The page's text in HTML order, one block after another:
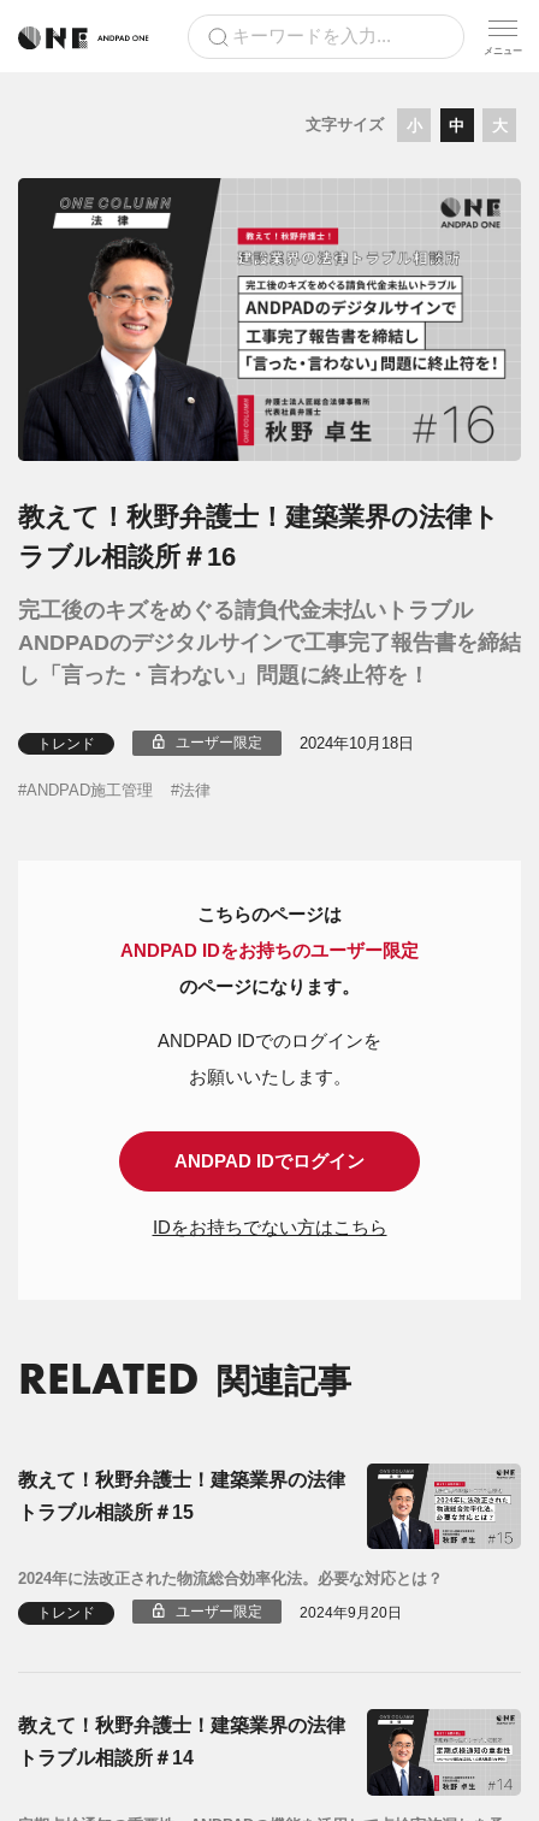
文字サイズ 小 中 大
教えて！秋野弁護士！建築業界の法律ト
ラブル相談所＃16
完工後のキズをめぐる請負代金未払いトラブル
ANDPADのデジタルサインで工事完了報告書を締結
し「言った・言わない」問題に終止符を！
トレンド ユーザー限定 2024年10月18日
ANDPAD施工管理 法律
こちらのページは
ANDPAD IDをお持ちのユーザー限定
のページになります。
ANDPAD IDでのログインを
お願いいたします。
ANDPAD IDでログイン
IDをお持ちでない方はこちら
RELATED 関連記事
教えて！秋野弁護士！建築業界の法律
トラブル相談所＃15
2024年に法改正された物流総合効率化法。必要な対応とは？
トレンド ユーザー限定 2024年9月20日
教えて！秋野弁護士！建築業界の法律
トラブル相談所＃14